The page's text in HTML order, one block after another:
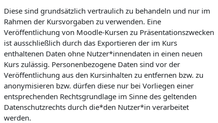
Diese sind grundsätzlich vertraulich zu behandeln und nur im
Rahmen der Kursvorgaben zu verwenden. Eine
Veröffentlichung von Moodle-Kursen zu Präsentationszwecken
ist ausschließlich durch das Exportieren der im Kurs
enthaltenen Daten ohne Nutzer*innendaten in einen neuen
Kurs zulässig. Personenbezogene Daten sind vor der
Veröffentlichung aus den Kursinhalten zu entfernen bzw. zu
anonymisieren bzw. dürfen diese nur bei Vorliegen einer
entsprechenden Rechtsgrundlage im Sinne des geltenden
Datenschutzrechts durch die*den Nutzer*in verarbeitet
werden.